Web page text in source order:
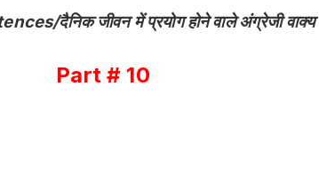
दैनिक जीवन में प्रयोग होने वाले अंग्रेजी वाक्य
Part # 10